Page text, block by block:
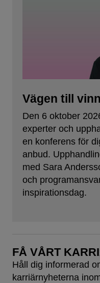
Vägen till
Den 6 oktober
experter och
en konferens för
anbud.
med Sara
och
inspirationsdag.
FÅ VÅRT
Håll dig informerad
karriärnyheterna